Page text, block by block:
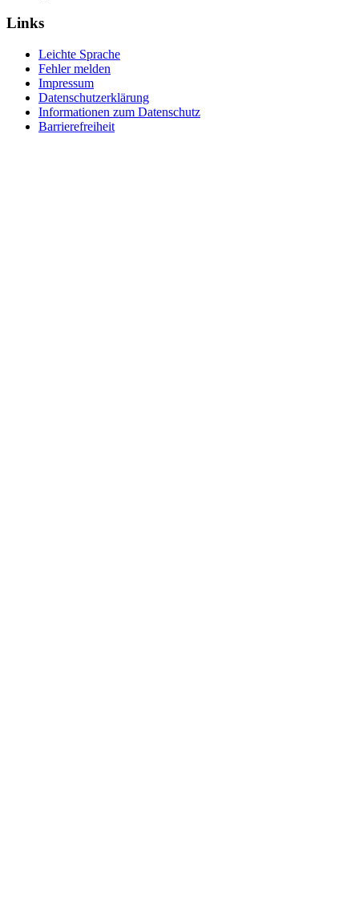
Links
Leichte Sprache
Fehler melden
Impressum
Datenschutzerklärung
Informationen zum Datenschutz
Barrierefreiheit